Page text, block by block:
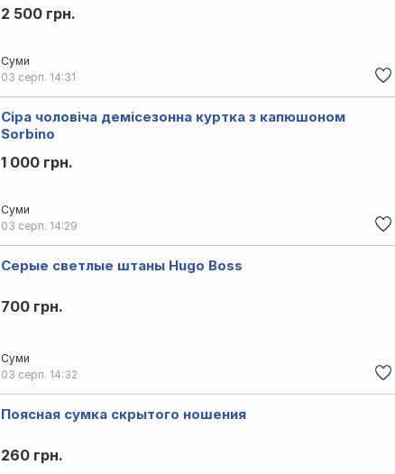
2 500 грн.
Суми
03 серп. 14:31
Сіра чоловіча демісезонна куртка з капюшоном
Sorbino
1 000 грн.
Суми
03 серп. 14:29
Серые светлые штаны Hugo Boss
700 грн.
Суми
03 серп. 14:32
Поясная сумка скрытого ношения
260 грн.